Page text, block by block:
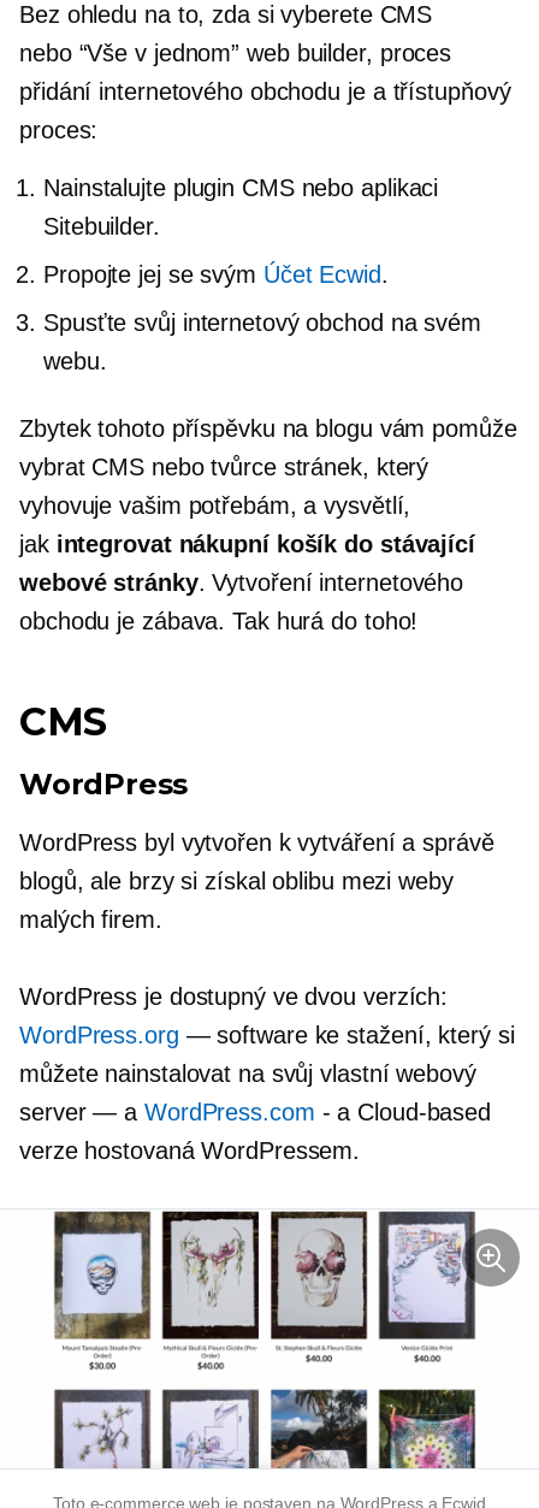
Bez ohledu na to, zda si vyberete CMS
nebo “Vše v jednom” web builder, proces
přidání internetového obchodu je a třístupňový
proces:
Nainstalujte plugin CMS nebo aplikaci
Sitebuilder.
Propojte jej se svým Účet Ecwid.
Spusťte svůj internetový obchod na svém
webu.
Zbytek tohoto příspěvku na blogu vám pomůže
vybrat CMS nebo tvůrce stránek, který
vyhovuje vašim potřebám, a vysvětlí,
jak integrovat nákupní košík do stávající
webové stránky. Vytvoření internetového
obchodu je zábava. Tak hurá do toho!
CMS
WordPress
WordPress byl vytvořen k vytváření a správě
blogů, ale brzy si získal oblibu mezi weby
malých firem.
WordPress je dostupný ve dvou verzích:
WordPress.org — software ke stažení, který si
můžete nainstalovat na svůj vlastní webový
server — a WordPress.com - a Cloud-based
verze hostovaná WordPressem.
Toto e-commerce web je postaven na WordPress a Ecwid